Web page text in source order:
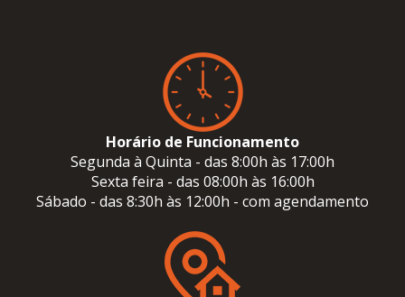
Horário de Funcionamento
Segunda à Quinta - das 8:00h às 17:00h
Sexta feira - das 08:00h às 16:00h
Sábado - das 8:30h às 12:00h - com agendamento